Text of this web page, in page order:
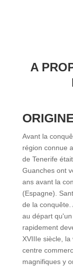
A
Avant la
région connue
de Tenerife
Guanches ont
ans avant la
(Espagne).
de la
au départ
rapidement
XVIIIe siècle,
centre
magnifiques y